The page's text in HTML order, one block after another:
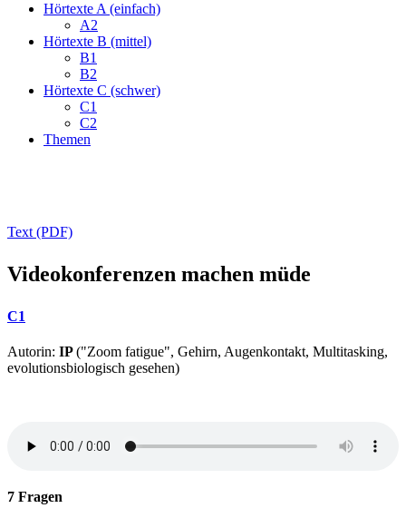
Hörtexte A (einfach)
A2
Hörtexte B (mittel)
B1
B2
Hörtexte C (schwer)
C1
C2
Themen
Text (PDF)
Videokonferenzen machen müde
C1
Autorin: IP("Zoom fatigue", Gehirn, Augenkontakt, Multitasking,
evolutionsbiologisch gesehen)
7 Fragen